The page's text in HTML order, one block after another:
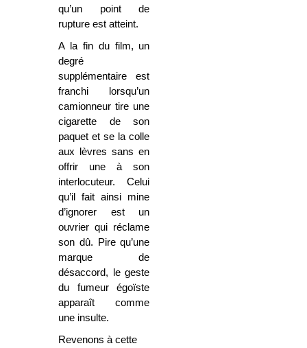
qu’un point de
rupture est atteint.
A la fin du film, un
degré
supplémentaire est
franchi lorsqu’un
camionneur tire une
cigarette de son
paquet et se la colle
aux lèvres sans en
offrir une à son
interlocuteur. Celui
qu’il fait ainsi mine
d’ignorer est un
ouvrier qui réclame
son dû. Pire qu’une
marque de
désaccord, le geste
du fumeur égoïste
apparaît comme
une insulte.
Revenons à cette